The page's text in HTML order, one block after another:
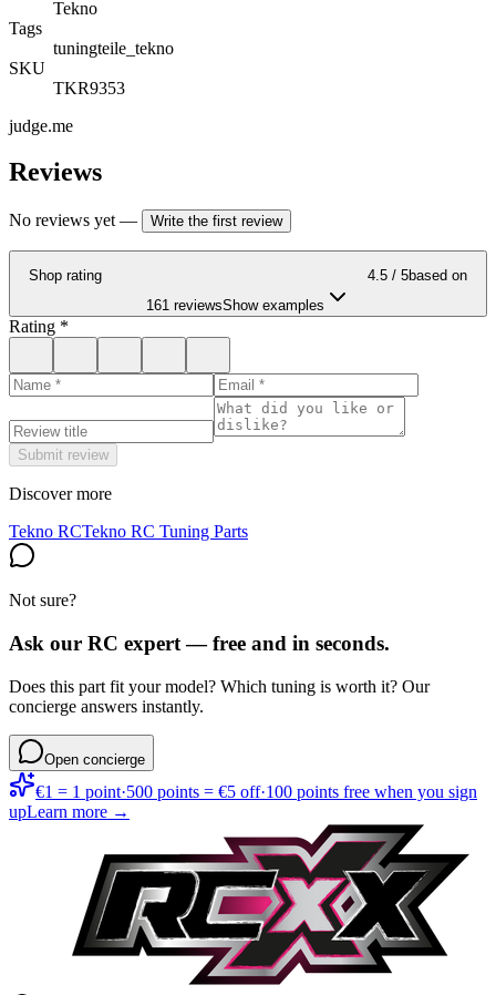
Tekno
Tags
tuningteile_tekno
SKU
TKR9353
judge.me
Reviews
No reviews yet — Write the first review
Shop rating 4.5 / 5based on
161 reviewsShow examples
Rating *
Submit review
Discover more
Tekno RCTekno RC Tuning Parts
Not sure?
Ask our RC expert — free and in seconds.
Does this part fit your model? Which tuning is worth it? Our
concierge answers instantly.
Open concierge
€1 = 1 point·500 points = €5 off·100 points free when you sign
upLearn more →